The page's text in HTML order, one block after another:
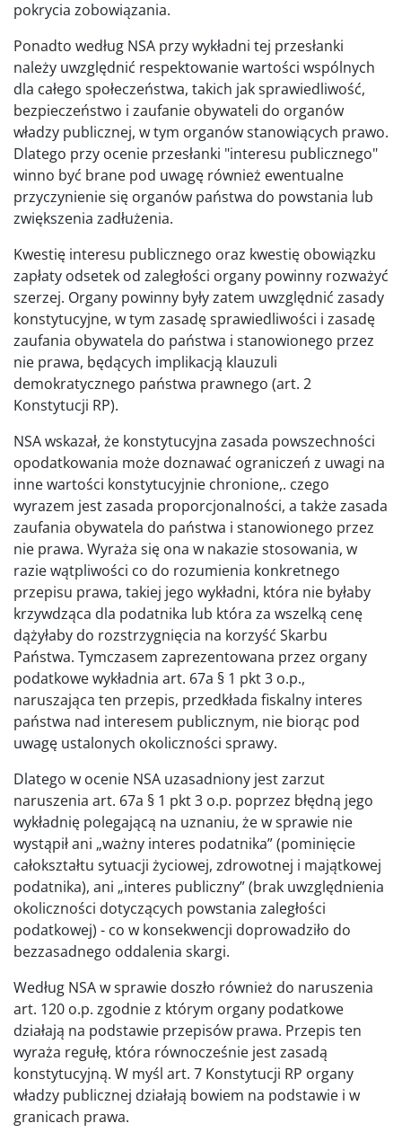
pokrycia zobowiązania.
Ponadto według NSA przy wykładni tej przesłanki
należy uwzględnić respektowanie wartości wspólnych
dla całego społeczeństwa, takich jak sprawiedliwość,
bezpieczeństwo i zaufanie obywateli do organów
władzy publicznej, w tym organów stanowiących prawo.
Dlatego przy ocenie przesłanki "interesu publicznego"
winno być brane pod uwagę również ewentualne
przyczynienie się organów państwa do powstania lub
zwiększenia zadłużenia.
Kwestię interesu publicznego oraz kwestię obowiązku
zapłaty odsetek od zaległości organy powinny rozważyć
szerzej. Organy powinny były zatem uwzględnić zasady
konstytucyjne, w tym zasadę sprawiedliwości i zasadę
zaufania obywatela do państwa i stanowionego przez
nie prawa, będących implikacją klauzuli
demokratycznego państwa prawnego (art. 2
Konstytucji RP).
NSA wskazał, że konstytucyjna zasada powszechności
opodatkowania może doznawać ograniczeń z uwagi na
inne wartości konstytucyjnie chronione,. czego
wyrazem jest zasada proporcjonalności, a także zasada
zaufania obywatela do państwa i stanowionego przez
nie prawa. Wyraża się ona w nakazie stosowania, w
razie wątpliwości co do rozumienia konkretnego
przepisu prawa, takiej jego wykładni, która nie byłaby
krzywdząca dla podatnika lub która za wszelką cenę
dążyłaby do rozstrzygnięcia na korzyść Skarbu
Państwa. Tymczasem zaprezentowana przez organy
podatkowe wykładnia art. 67a § 1 pkt 3 o.p.,
naruszająca ten przepis, przedkłada fiskalny interes
państwa nad interesem publicznym, nie biorąc pod
uwagę ustalonych okoliczności sprawy.
Dlatego w ocenie NSA uzasadniony jest zarzut
naruszenia art. 67a § 1 pkt 3 o.p. poprzez błędną jego
wykładnię polegającą na uznaniu, że w sprawie nie
wystąpił ani „ważny interes podatnika” (pominięcie
całokształtu sytuacji życiowej, zdrowotnej i majątkowej
podatnika), ani „interes publiczny” (brak uwzględnienia
okoliczności dotyczących powstania zaległości
podatkowej) - co w konsekwencji doprowadziło do
bezzasadnego oddalenia skargi.
Według NSA w sprawie doszło również do naruszenia
art. 120 o.p. zgodnie z którym organy podatkowe
działają na podstawie przepisów prawa. Przepis ten
wyraża regułę, która równocześnie jest zasadą
konstytucyjną. W myśl art. 7 Konstytucji RP organy
władzy publicznej działają bowiem na podstawie i w
granicach prawa.